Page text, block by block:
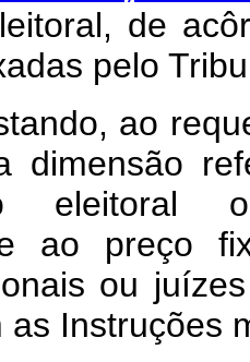
de
pelo
ao
dimensão
eleitoral
ao preço
ou
as Instruções